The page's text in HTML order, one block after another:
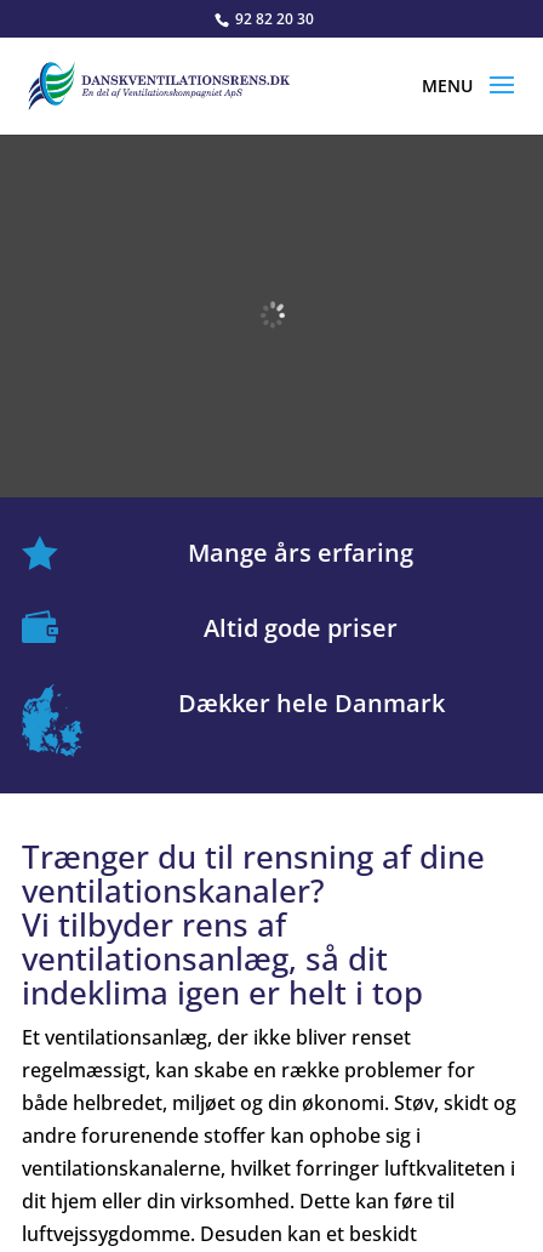
92 82 20 30
 Mange års erfaring
 Altid gode priser
Dækker hele Danmark
Trænger du til rensning af dine
ventilationskanaler?
Vi tilbyder rens af
ventilationsanlæg, så dit
indeklima igen er helt i top
Et ventilationsanlæg, der ikke bliver renset
regelmæssigt, kan skabe en række problemer for
både helbredet, miljøet og din økonomi. Støv, skidt og
andre forurenende stoffer kan ophobe sig i
ventilationskanalerne, hvilket forringer luftkvaliteten i
dit hjem eller din virksomhed. Dette kan føre til
luftvejssygdomme. Desuden kan et beskidt